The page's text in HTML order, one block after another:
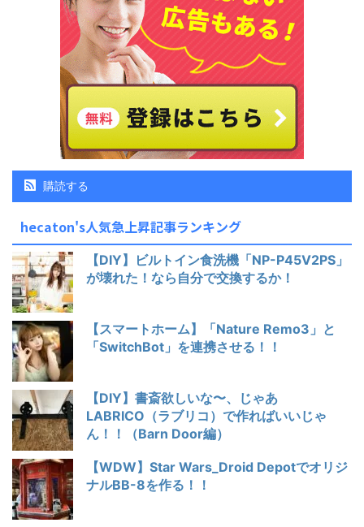
購読する
hecaton's人気急上昇記事ランキング
【DIY】ビルトイン食洗機「NP-P45V2PS」
が壊れた！なら自分で交換するか！
【スマートホーム】「Nature Remo3」と
「SwitchBot」を連携させる！！
【DIY】書斎欲しいな〜、じゃあ
LABRICO（ラブリコ）で作ればいいじゃ
ん！！（Barn Door編）
【WDW】Star Wars_Droid Depotでオリジ
ナルBB-8を作る！！